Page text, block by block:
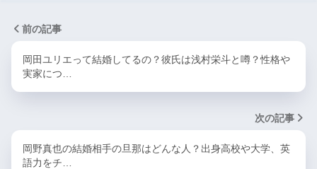
前の記事
岡田ユリエって結婚してるの？彼氏は浅村栄斗と噂？性格や
実家につ…
次の記事
岡野真也の結婚相手の旦那はどんな人？出身高校や大学、英
語力をチ…